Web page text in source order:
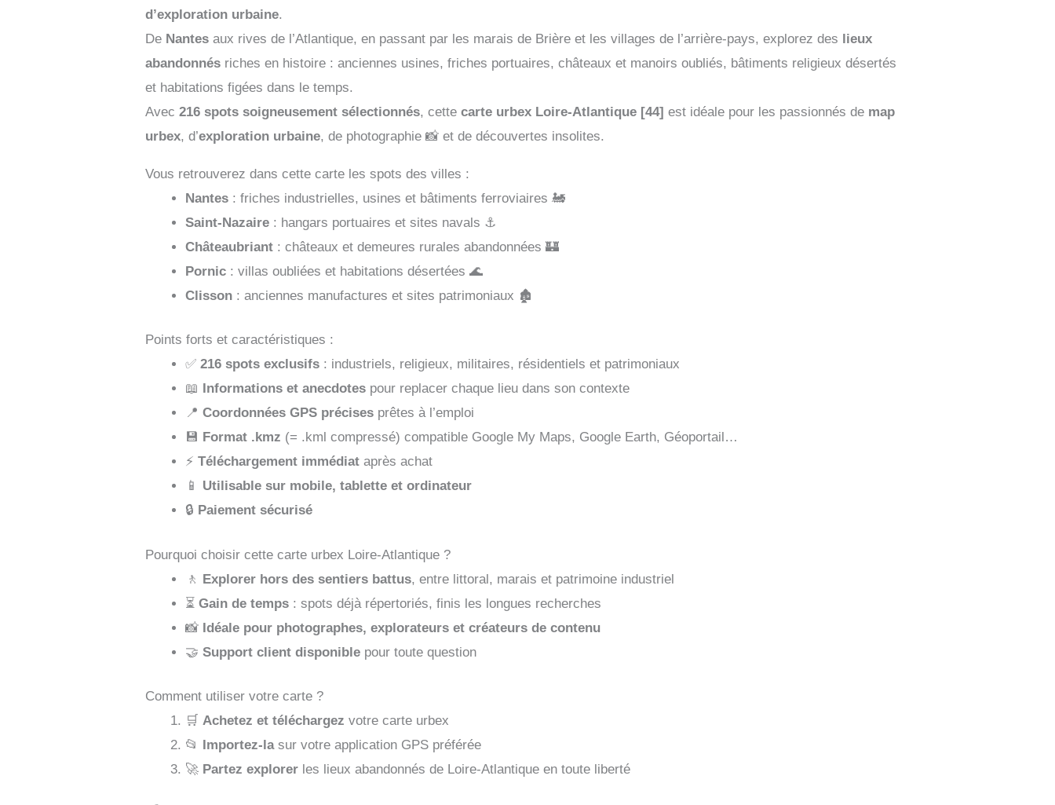
France
d’exploration urbaine.
De Nantes aux rives de l’Atlantique, en passant par les marais de Brière et les villages de l’arrière-pays, explorez des lieux
abandonnés riches en histoire : anciennes usines, friches portuaires, châteaux et manoirs oubliés, bâtiments religieux désertés
et habitations figées dans le temps.
Avec216 spots soigneusement sélectionnés, cettecarte urbex Loire-Atlantique [44] est idéale pour les passionnés de map
urbex, d’exploration urbaine, de photographie 📸 et de découvertes insolites.
Vous retrouverez dans cette carte les spots des villes :
Nantes : friches industrielles, usines et bâtiments ferroviaires 🚂
Saint-Nazaire : hangars portuaires et sites navals ⚓
Châteaubriant : châteaux et demeures rurales abandonnées 🏰
Pornic : villas oubliées et habitations désertées 🌊
Clisson : anciennes manufactures et sites patrimoniaux 🏚️
Points forts et caractéristiques :
✅216 spots exclusifs : industriels, religieux, militaires, résidentiels et patrimoniaux
📖
Informations et anecdotes pour replacer chaque lieu dans son contexte
📍Coordonnées GPS précises prêtes à l’emploi
💾 Format .kmz (= .kml compressé) compatible Google My Maps, Google Earth, Géoportail…
⚡Téléchargement immédiat après achat
📱 Utilisable sur mobile, tablette et ordinateur
🔒 Paiement sécurisé
Pourquoi choisir cette carte urbex Loire-Atlantique ?
🚶 Explorer hors des sentiers battus, entre littoral, marais et patrimoine industriel
⏳Gain de temps : spots déjà répertoriés, finis les longues recherches
📸 Idéale pour photographes, explorateurs et créateurs de contenu
🤝Support client disponible pour toute question
Comment utiliser votre carte ?
🛒Achetez et téléchargez votre carte urbex
📂
Importez-lasur votre application GPS préférée
🚀 Partez explorer les lieux abandonnés de Loire-Atlantique en toute liberté